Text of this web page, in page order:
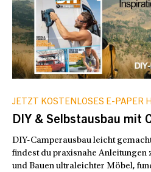
JETZT KOSTENLOSES E-PAPER
DIY & Selbstausbau mit
DIY-Camperausbau leicht
findest du praxisnahe Anleitungen
und Bauen ultraleichter Möbel,